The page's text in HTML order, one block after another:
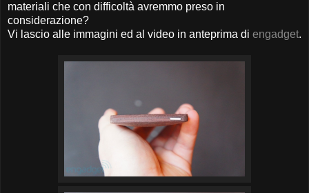
materiali che con difficoltà avremmo preso in
considerazione?
Vi lascio alle immagini ed al video in anteprima di engadget.